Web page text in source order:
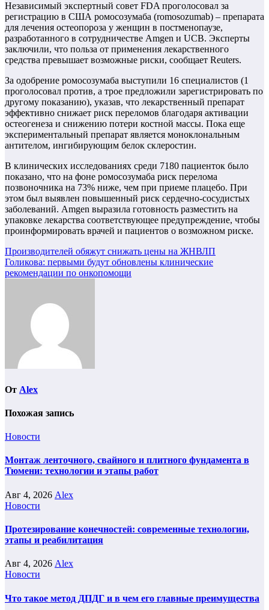
Независимый экспертный совет FDA проголосовал за
регистрацию в США ромосозумаба (romosozumab) – препарата
для лечения остеопороза у женщин в постменопаузе,
разработанного в сотрудничестве Amgen и UCB. Эксперты
заключили, что польза от применения лекарственного
средства превышает возможные риски, сообщает Reuters.
За одобрение ромосозумаба выступили 16 специалистов (1
проголосовал против, а трое предложили зарегистрировать по
другому показанию), указав, что лекарственный препарат
эффективно снижает риск переломов благодаря активации
остеогенеза и снижению потери костной массы. Пока еще
экспериментальный препарат является моноклональным
антителом, ингибирующим белок склеростин.
В клинических исследованиях среди 7180 пациенток было
показано, что на фоне ромосозумаба риск перелома
позвоночника на 73% ниже, чем при приеме плацебо. При
этом был выявлен повышенный риск сердечно-сосудистых
заболеваний. Amgen выразила готовность разместить на
упаковке лекарства соответствующее предупреждение, чтобы
проинформировать врачей и пациентов о возможном риске.
Навигация
по
Производителей обяжут снижать цены на ЖНВЛП
Голикова: первыми будут обновлены клинические
рекомендации по онкопомощи
От Alex
Похожая запись
Новости
Монтаж ленточного, свайного и плитного фундамента в
Тюмени: технологии и этапы работ
Авг 4, 2026 Alex
Новости
Протезирование конечностей: современные технологии,
этапы и реабилитация
Авг 4, 2026 Alex
Новости
Что такое метод ДПДГ и в чем его главные преимущества